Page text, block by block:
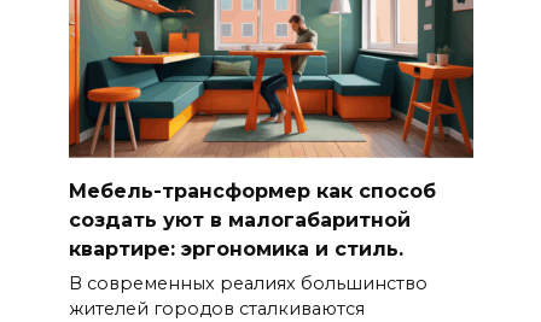
Мебель-трансформер как способ
создать уют в малогабаритной
квартире: эргономика и стиль.
В современных реалиях большинство
жителей городов сталкиваются